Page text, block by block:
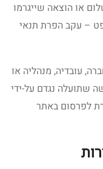
או הוצאה שייגרמו
– עקב הפרת תנאי
עובדיה, מנהליה או
שתועלה נגדם על-ידי
לפרסום באתר